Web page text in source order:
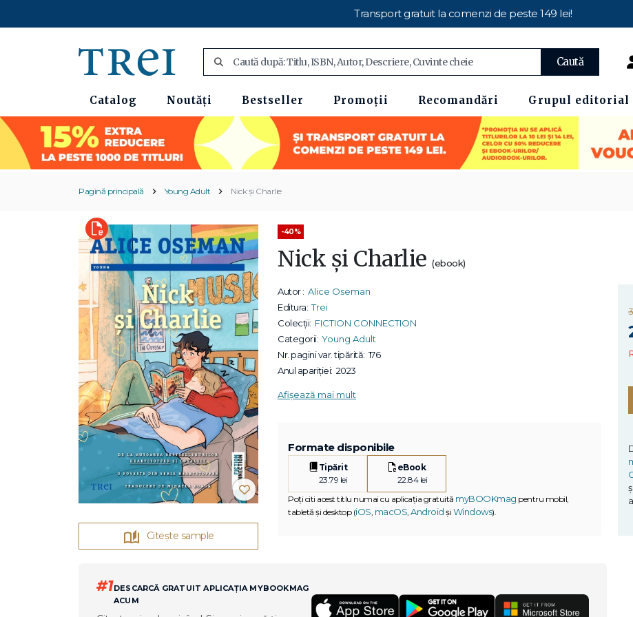
Transport gratuit la comenzi de peste 149 lei!
Caută
Catalog Noutăți Bestseller Promoții Recomandări Grupul editorial
Pagină principală Young Adult Nick și Charlie
Citește sample
-40%
Nick și Charlie (ebook)
Autor : Alice Oseman
Editura: Trei
Colecții: FICTION CONNECTION
Categorii: Young Adult
Nr. pagini var. tipărită: 176
Anul apariției: 2023
Afișează mai mult
Formate disponibile
Tipărit
23.79 lei
eBook
22.84 lei
Poți citi acest titlu numai cu aplicația gratuită myBOOKmag pentru mobil,
tabletă și desktop (iOS macOS Android și Windows).
#1DESCARCĂ GRATUIT APLICAȚIA MYBOOKMAG
ACUM